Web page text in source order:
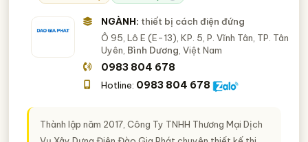
NGÀNH: thiết bị cách điện đứng
Ô 95, Lô E (E-13), KP. 5, P. Vĩnh Tân, TP. Tân
Uyên, Bình Dương , Việt Nam
0983 804 678
Hotline: 0983 804 678
Thành lập năm 2017, Công Ty TNHH Thương Mại Dịch